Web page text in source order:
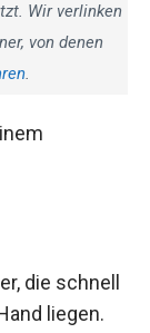
Wir verlinken
von denen
.
die schnell
liegen.